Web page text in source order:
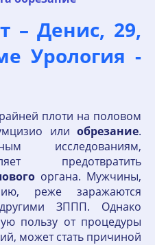
– Денис, 29,
Урология -
плоти на половом
или обрезание.
исследованиям,
предотвратить
органа. Мужчины,
реже заражаются
ЗППП. Однако
пользу от процедуры
может стать причиной